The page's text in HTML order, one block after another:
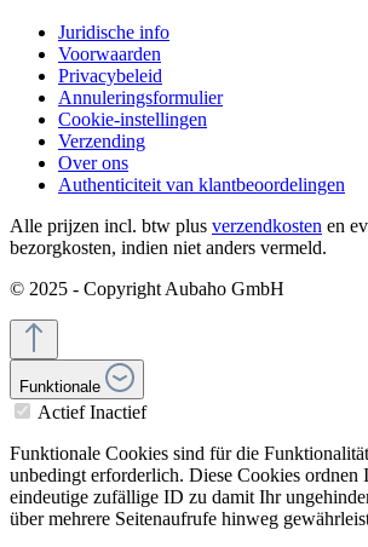
Juridische info
Voorwaarden
Privacybeleid
Annuleringsformulier
Cookie-instellingen
Verzending
Over ons
Authenticiteit van klantbeoordelingen
Alle prijzen incl. btw plus verzendkosten en
bezorgkosten, indien niet anders vermeld.
© 2025 - Copyright Aubaho GmbH
Funktionale
Actief Inactief
Funktionale Cookies sind für die
unbedingt erforderlich. Diese Cookies ordnen
eindeutige zufällige ID zu damit Ihr
über mehrere Seitenaufrufe hinweg